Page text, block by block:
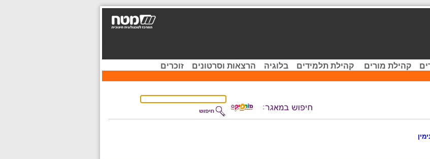
קהילת מורים קהילת תלמידים בלוגיה הרצאות וסרטונים זוכרים